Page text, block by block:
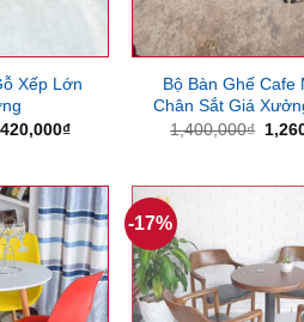
Xếp Lớn
₫Giá
1,420,000₫.
Bộ Bàn Ghế Cafe
Chân Sắt Giá
1,400,000₫ Giá
-17%